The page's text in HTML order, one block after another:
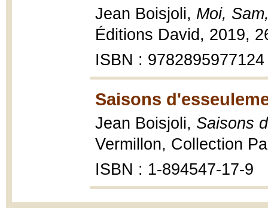
Jean Boisjoli, Moi,
Éditions David, 2019,
ISBN : 9782895977124
Saisons
Jean Boisjoli, Saisons
Vermillon, Collection
ISBN : 1-894547-17-9